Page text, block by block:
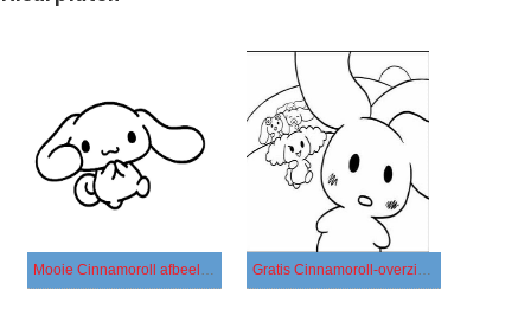
Mooie Cinnamoroll afbeelding Gratis Cinnamoroll-overzicht